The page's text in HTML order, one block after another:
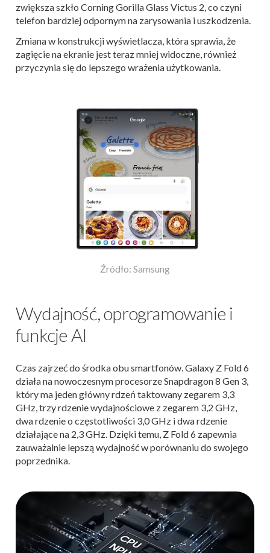
zwiększa szkło Corning Gorilla Glass Victus 2, co czyni
telefon bardziej odpornym na zarysowania i uszkodzenia.
Zmiana w konstrukcji wyświetlacza, która sprawia, że
zagięcie na ekranie jest teraz mniej widoczne, również
przyczynia się do lepszego wrażenia użytkowania.
Źródło: Samsung
Wydajność, oprogramowanie i
funkcje AI
Czas zajrzeć do środka obu smartfonów. Galaxy Z Fold 6
działa na nowoczesnym procesorze Snapdragon 8 Gen 3,
który ma jeden główny rdzeń taktowany zegarem 3,3
GHz, trzy rdzenie wydajnościowe z zegarem 3,2 GHz,
dwa rdzenie o częstotliwości 3,0 GHz i dwa rdzenie
działające na 2,3 GHz. Dzięki temu, Z Fold 6 zapewnia
zauważalnie lepszą wydajność w porównaniu do swojego
poprzednika.